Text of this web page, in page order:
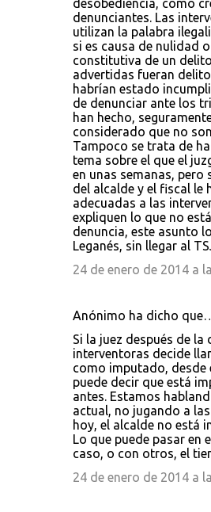
desobediencia, como
denunciantes. Las
utilizan la palabra
si es causa de nulidad
constitutiva de un
advertidas fueran
habrían estado
de denunciar ante los
han hecho,
considerado que no
Tampoco se trata de
tema sobre el que el
en unas semanas, pero
del alcalde y el fiscal le
adecuadas a las
expliquen lo que no
denuncia, este asunto
Leganés, sin llegar al
24 de enero de 2014 a
Anónimo ha dicho
Si la juez después de la
interventoras decide
como imputado, desde
puede decir que está
antes. Estamos
actual, no jugando a
hoy, el alcalde no está
Lo que puede pasar en
caso, o con otros, el
24 de enero de 2014 a